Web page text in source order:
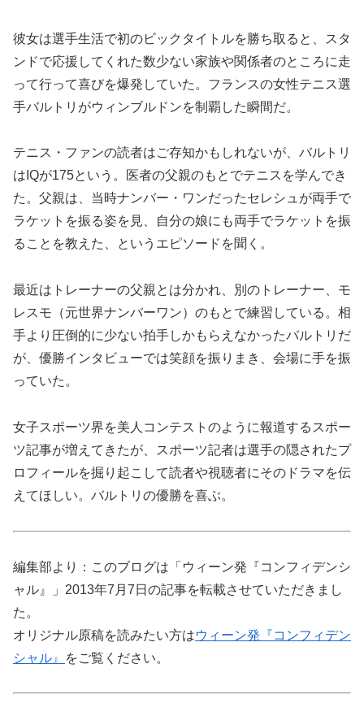
彼女は選手生活で初のビックタイトルを勝ち取ると、スタ
ンドで応援してくれた数少ない家族や関係者のところに走
って行って喜びを爆発していた。フランスの女性テニス選
手バルトリがウィンブルドンを制覇した瞬間だ。
テニス・ファンの読者はご存知かもしれないが、バルトリ
はIQが175という。医者の父親のもとでテニスを学んでき
た。父親は、当時ナンバー・ワンだったセレシュが両手で
ラケットを振る姿を見、自分の娘にも両手でラケットを振
ることを教えた、というエピソードを聞く。
最近はトレーナーの父親とは分かれ、別のトレーナー、モ
レスモ（元世界ナンバーワン）のもとで練習している。相
手より圧倒的に少ない拍手しかもらえなかったバルトリだ
が、優勝インタビューでは笑顔を振りまき、会場に手を振
っていた。
女子スポーツ界を美人コンテストのように報道するスポー
ツ記事が増えてきたが、スポーツ記者は選手の隠されたプ
ロフィールを掘り起こして読者や視聴者にそのドラマを伝
えてほしい。バルトリの優勝を喜ぶ。
編集部より：このブログは「ウィーン発『コンフィデンシ
ャル』」2013年7月7日の記事を転載させていただきまし
た。
オリジナル原稿を読みたい方はウィーン発『コンフィデン
シャル』
をご覧ください。